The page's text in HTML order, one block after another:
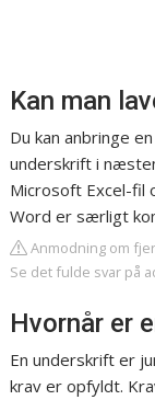
Kan man
Du kan anbringe
underskrift i
Microsoft Excel-fil
Word er særligt
Anmodning om
Se det fulde svar på
Hvornår er
En underskrift er
krav er opfyldt.